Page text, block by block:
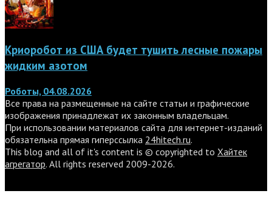
Криоробот из США будет тушить лесные пожары
жидким азотом
Роботы, 04.08.2026
Все права на размещенные на сайте статьи и графические
изображения принадлежат их законным владельцам.
При использовании материалов сайта для интернет-изданий
обязательна прямая гиперссылка 24hitech.ru.
This blog and all of it's content is © copyrighted to Хайтек
агрегатор. All rights reserved 2009-2026.